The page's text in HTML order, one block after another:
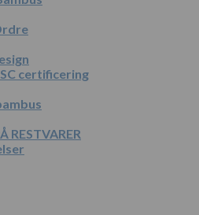
certificering
RESTVARER